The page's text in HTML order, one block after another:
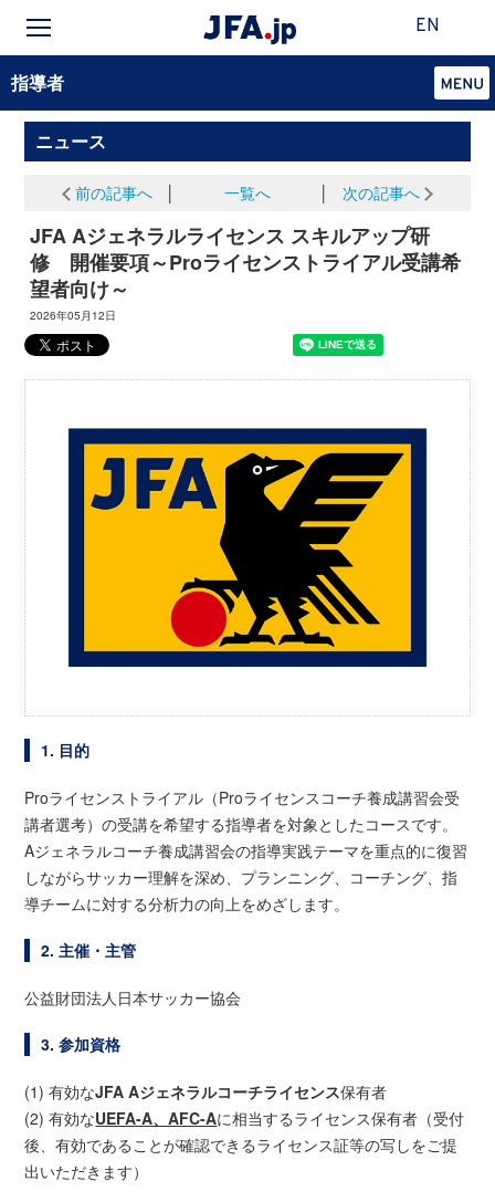
EN
指導者
ニュース
前の記事へ 一覧へ 次の記事へ
JFA Aジェネラルライセンス スキルアップ研
修 開催要項～Proライセンストライアル受講希
望者向け～
2026年05月12日
1. 目的
Proライセンストライアル（Proライセンスコーチ養成講習会受
講者選考）の受講を希望する指導者を対象としたコースです。
Aジェネラルコーチ養成講習会の指導実践テーマを重点的に復習
しながらサッカー理解を深め、プランニング、コーチング、指
導チームに対する分析力の向上をめざします。
2. 主催・主管
公益財団法人日本サッカー協会
3. 参加資格
(1) 有効なJFA Aジェネラルコーチライセンス保有者
(2) 有効なUEFA-A、AFC-Aに相当するライセンス保有者（受付
後、有効であることが確認できるライセンス証等の写しをご提
出いただきます）